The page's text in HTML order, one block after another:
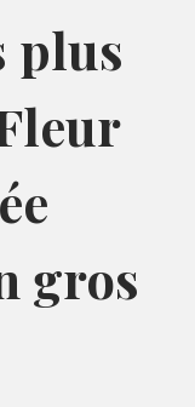
plus
gros